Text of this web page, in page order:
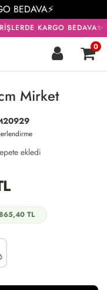
BEDAVA⚡
KARGO BEDAVA✨
0
Mirket
ekledi
TL